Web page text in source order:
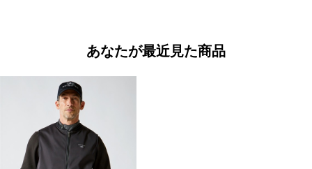
あなたが最近見た商品